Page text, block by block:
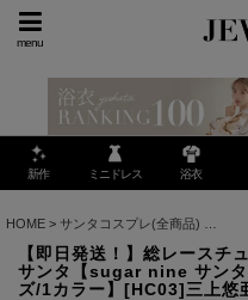
menu
新作 ミニドレス 浴衣
HOME > サンタコスプレ(全商品)
【即日発送！】総レースチ
サンタ【sugar nine サンタ
ズ/1カラー】[HC03]三上悠